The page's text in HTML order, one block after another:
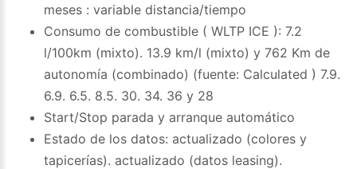
meses : variable distancia/tiempo
Consumo de combustible ( WLTP ICE ): 7.2
l/100km (mixto). 13.9 km/l (mixto) y 762 Km de
autonomía (combinado) (fuente: Calculated ) 7.9.
6.9. 6.5. 8.5. 30. 34. 36 y 28
Start/Stop parada y arranque automático
Estado de los datos: actualizado (colores y
tapicerías). actualizado (datos leasing).